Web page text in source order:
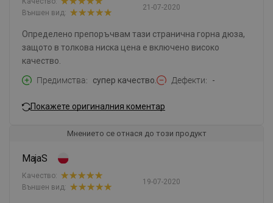
21-07-2020
Външен вид:
Определено препоръчвам тази странична горна дюза,
защото в толкова ниска цена е включено високо
качество.
Предимства
супер качество. Дефекти -
Покажете оригиналния коментар
Мнението се отнася до този продукт
MajaS
19-07-2020
Качество:
Външен вид: